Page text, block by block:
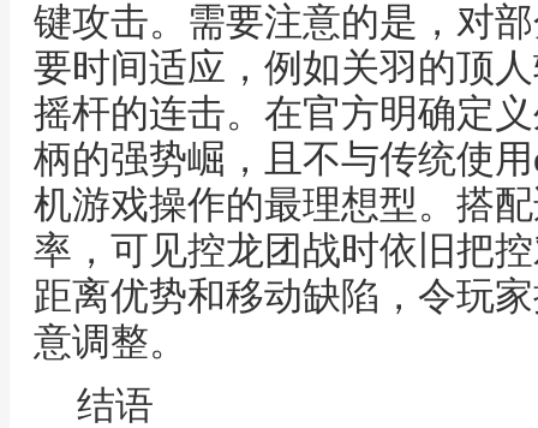
键攻击。需要注意的是，对
要时间适应，例如关羽的顶
摇杆的连击。在官方明确定
柄的强势崛，且不与传统使
机游戏操作的最理想型。搭
率，可见控龙团战时依旧把
距离优势和移动缺陷，令玩
意调整。
结语